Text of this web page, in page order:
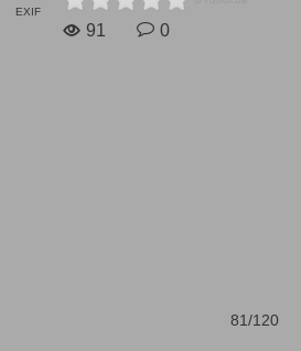
EXIF
91 0
81/120